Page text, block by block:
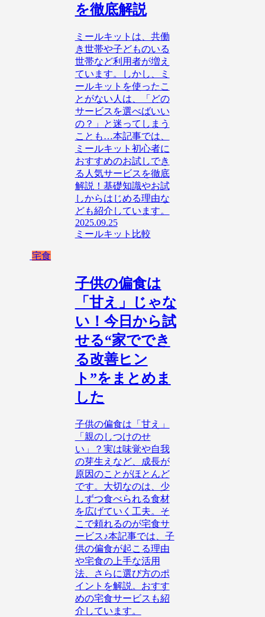
を徹底解説
ミールキットは、共働
き世帯や子どものいる
世帯など利用者が増え
ています。しかし、ミ
ールキットを使ったこ
とがない人は、「どの
サービスを選べばいい
の？」と迷ってしまう
ことも…本記事では、
ミールキット初心者に
おすすめのお試しでき
る人気サービスを徹底
解説！基礎知識やお試
しからはじめる理由な
ども紹介しています。
2025.09.25
ミールキット比較
宅食
子供の偏食は
「甘え」じゃな
い！今日から試
せる“家ででき
る改善ヒン
ト”をまとめま
した
子供の偏食は「甘え」
「親のしつけのせ
い」？実は味覚や自我
の芽生えなど、成長が
原因のことがほとんど
です。大切なのは、少
しずつ食べられる食材
を広げていく工夫。そ
こで頼れるのが宅食サ
ービス♪本記事では、子
供の偏食が起こる理由
や宅食の上手な活用
法、さらに選び方のポ
イントを解説。おすす
めの宅食サービスも紹
介しています。